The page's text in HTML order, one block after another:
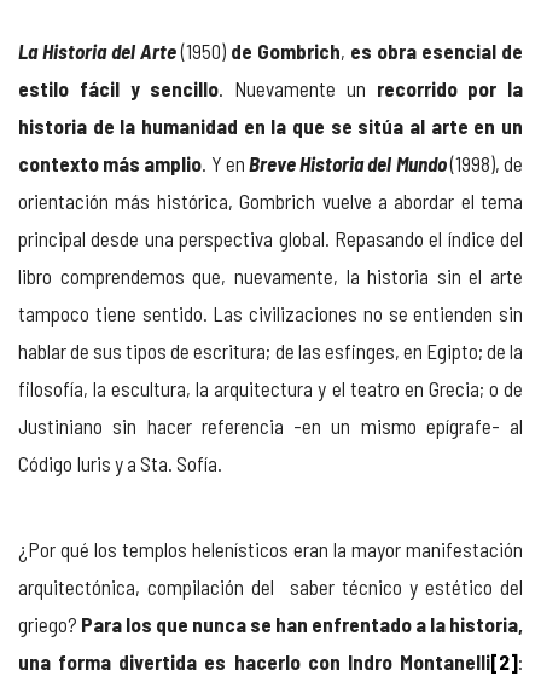
La Historia del Arte(1950) de Gombrich, es obra esencial de
estilo fácil y sencillo. Nuevamente un recorrido por la
historia de la humanidad en la que se sitúa al arte en un
contexto más amplio. Y enBreve Historia del Mundo(1998), de
orientación más histórica, Gombrich vuelve a abordar el tema
principal desde una perspectiva global. Repasando el índice del
libro comprendemos que, nuevamente, la historia sin el arte
tampoco tiene sentido. Las civilizaciones no se entienden sin
hablar de sus tipos de escritura; de las esfinges, en Egipto; de la
filosofía, la escultura, la arquitectura y el teatro en Grecia; o de
Justiniano sin hacer referencia -en un mismo epígrafe- al
Código Iuris y a Sta. Sofía.
¿Por qué los templos helenísticos eran la mayor manifestación
arquitectónica, compilación del saber técnico y estético del
griego? Para los que nunca se han enfrentado a la historia,
una forma divertida es hacerlo con Indro Montanelli[2]: